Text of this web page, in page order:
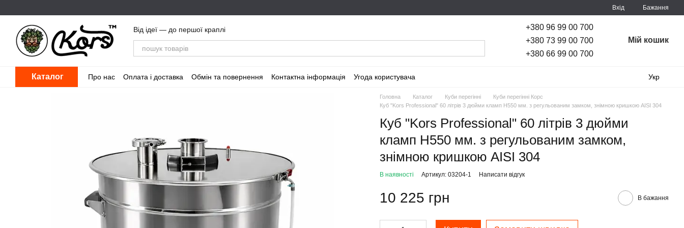
Вхід Бажання
Від ідеї — до першої краплі
+380 96 99 00 700
+380 73 99 00 700
+380 66 99 00 700
Мій кошик
Каталог Про нас Оплата і доставка Обмін та повернення Контактна інформація Угода користувача Укр
Головна Каталог Куби перегінні
Куби перегінні Корс
Куб "Kors Professional" 60 літрів 3 дюйми кламп H550 мм. з регульованим замком, знімною кришкою AISI 304
Куб "Kors Professional" 60 літрів 3 дюйми
кламп H550 мм. з регульованим замком,
знімною кришкою AISI 304
В наявності Артикул: 03204-1 Написати відгук
10 225 грн В бажання